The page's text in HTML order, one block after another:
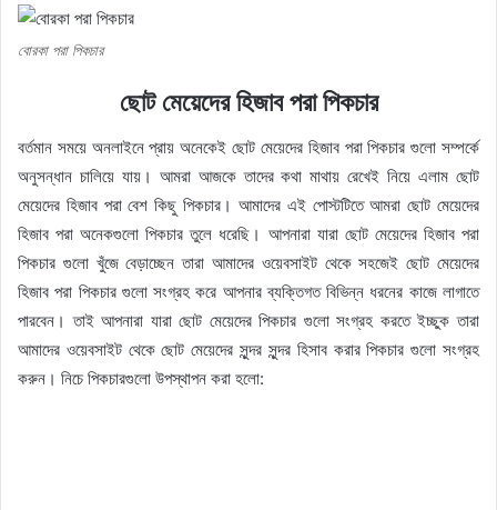
বোরকা পরা পিকচার
ছোট মেয়েদের হিজাব পরা পিকচার
বর্তমান সময়ে অনলাইনে প্রায় অনেকেই ছোট মেয়েদের হিজাব পরা পিকচার গুলো সম্পর্কে
অনুসন্ধান চালিয়ে যায়। আমরা আজকে তাদের কথা মাথায় রেখেই নিয়ে এলাম ছোট
মেয়েদের হিজাব পরা বেশ কিছু পিকচার। আমাদের এই পোস্টটিতে আমরা ছোট মেয়েদের
হিজাব পরা অনেকগুলো পিকচার তুলে ধরেছি। আপনারা যারা ছোট মেয়েদের হিজাব পরা
পিকচার গুলো খুঁজে বেড়াচ্ছেন তারা আমাদের ওয়েবসাইট থেকে সহজেই ছোট মেয়েদের
হিজাব পরা পিকচার গুলো সংগ্রহ করে আপনার ব্যক্তিগত বিভিন্ন ধরনের কাজে লাগাতে
পারবেন। তাই আপনারা যারা ছোট মেয়েদের পিকচার গুলো সংগ্রহ করতে ইচ্ছুক তারা
আমাদের ওয়েবসাইট থেকে ছোট মেয়েদের সুন্দর সুন্দর হিসাব করার পিকচার গুলো সংগ্রহ
করুন। নিচে পিকচারগুলো উপস্থাপন করা হলো: